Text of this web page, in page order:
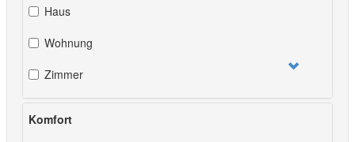
Haus
Wohnung
Zimmer
Komfort